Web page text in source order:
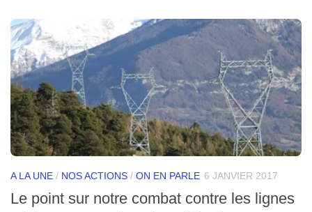
A LA UNE / NOS ACTIONS / ON EN PARLE 6 JANVIER 2017
Le point sur notre combat contre les lignes